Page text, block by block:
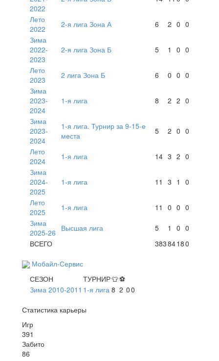
2022
Лето
2022
2-я лига Зона А 6 2 0 0
Зима
2022-
2023
2-я лига Зона Б 5 1 0 0
Лето
2023
2 лига Зона Б 6 0 0 0
Зима
2023-
2024
1-я лига 8 2 2 0
Зима
2023-
2024
1-я лига. Турнир за 9-15-е
места
5 2 0 0
Лето
2024
1-я лига 14 3 2 0
Зима
2024-
2025
1-я лига 11 3 1 0
Лето
2025
1-я лига 11 0 0 0
Зима
2025-26
Высшая лига 5 1 0 0
ВСЕГО
38384180
Мобайл-Сервис
СЕЗОН
ТУРНИР👕⚽
Зима 2010-2011 1-я лига 8 2 00
Статистика карьеры
Игр
391
Забито
86